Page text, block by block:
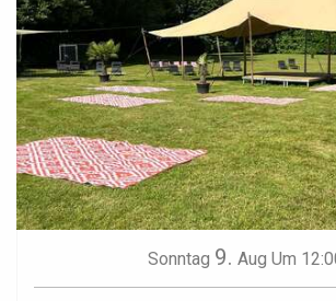
Sonntag 9. Aug Um